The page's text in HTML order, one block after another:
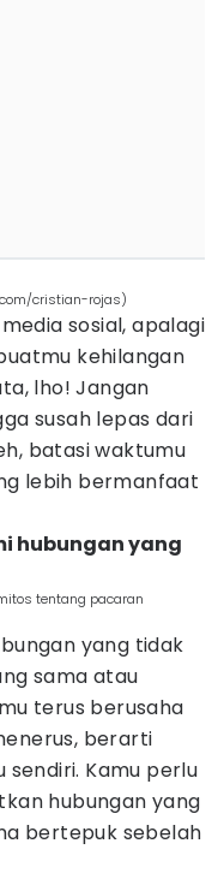
cristian-rojas)
sosial, apalagi
kehilangan
lho! Jangan
susah lepas dari
batasi waktumu
lebih bermanfaat
hubungan yang
tentang pacaran
yang tidak
sama atau
terus berusaha
berarti
Kamu perlu
hubungan yang
bertepuk sebelah